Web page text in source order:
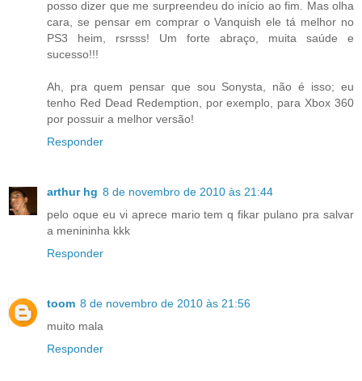
posso dizer que me surpreendeu do início ao fim. Mas olha
cara, se pensar em comprar o Vanquish ele tá melhor no
PS3 heim, rsrsss! Um forte abraço, muita saúde e
sucesso!!!
Ah, pra quem pensar que sou Sonysta, não é isso; eu
tenho Red Dead Redemption, por exemplo, para Xbox 360
por possuir a melhor versão!
Responder
arthur hg 8 de novembro de 2010 às 21:44
pelo oque eu vi aprece mario tem q fikar pulano pra salvar
a menininha kkk
Responder
toom 8 de novembro de 2010 às 21:56
muito mala
Responder